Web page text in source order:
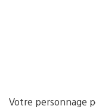
Votre personnage